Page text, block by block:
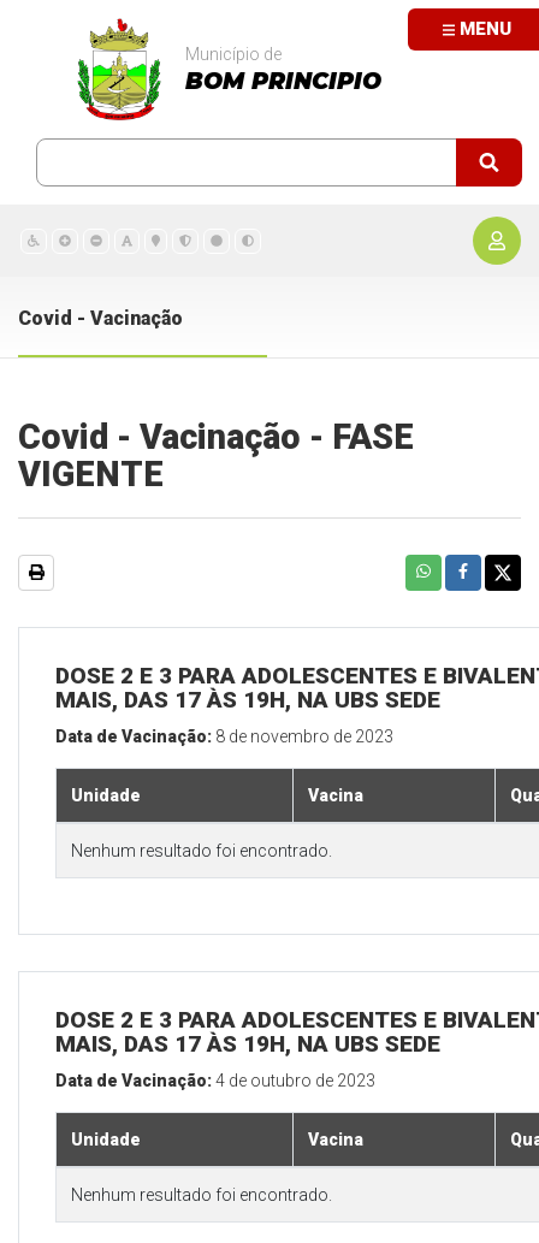
MENU
Município de
BOM PRINCIPIO
Covid - Vacinação
Covid - Vacinação - FASE
VIGENTE
DOSE 2 E 3 PARA ADOLESCENTES E
MAIS, DAS 17 ÀS 19H, NA UBS SEDE
Data de Vacinação: 8 de novembro de 2023
Unidade Vacina
Nenhum resultado foi encontrado.
DOSE 2 E 3 PARA ADOLESCENTES E
MAIS, DAS 17 ÀS 19H, NA UBS SEDE
Data de Vacinação:4 de outubro de 2023
Unidade Vacina
Nenhum resultado foi encontrado.